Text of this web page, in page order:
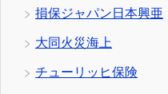
損保ジャパン日本興亜
大同火災海上
チューリッヒ保険